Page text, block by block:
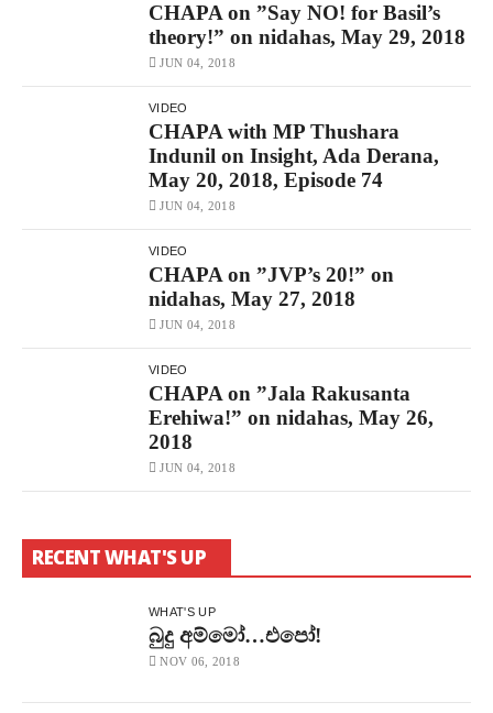
CHAPA on ”Say NO! for Basil’s
theory!” on nidahas, May 29, 2018
JUN 04, 2018
VIDEO
CHAPA with MP Thushara
Indunil on Insight, Ada Derana,
May 20, 2018, Episode 74
JUN 04, 2018
VIDEO
CHAPA on ”JVP’s 20!” on
nidahas, May 27, 2018
JUN 04, 2018
VIDEO
CHAPA on ”Jala Rakusanta
Erehiwa!” on nidahas, May 26,
2018
JUN 04, 2018
RECENT WHAT'S UP
WHAT'S UP
බුදු අම්මෝ…එපෝ!
NOV 06, 2018